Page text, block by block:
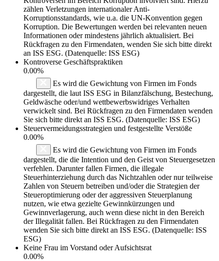
zählen Verletzungen internationaler Anti-
Korruptionsstandards, wie u.a. die UN-Konvention gegen
Korruption. Die Bewertungen werden bei relevanten neuen
Informationen oder mindestens jährlich aktualisiert. Bei
Rückfragen zu den Firmendaten, wenden Sie sich bitte direkt
an ISS ESG. (Datenquelle: ISS ESG)
Kontroverse Geschäftspraktiken
0.00%
Es wird die Gewichtung von Firmen im Fonds
dargestellt, die laut ISS ESG in Bilanzfälschung, Bestechung,
Geldwäsche oder/und wettbewerbswidriges Verhalten
verwickelt sind. Bei Rückfragen zu den Firmendaten wenden
Sie sich bitte direkt an ISS ESG. (Datenquelle: ISS ESG)
Steuervermeidungsstrategien und festgestellte Verstöße
0.00%
Es wird die Gewichtung von Firmen im Fonds
dargestellt, die die Intention und den Geist von Steuergesetzen
verfehlen. Darunter fallen Firmen, die illegale
Steuerhinterziehung durch das Nichtzahlen oder nur teilweise
Zahlen von Steuern betreiben und/oder die Strategien der
Steueroptimierung oder der aggressiven Steuerplanung
nutzen, wie etwa gezielte Gewinnkürzungen und
Gewinnverlagerung, auch wenn diese nicht in den Bereich
der Illegalität fallen. Bei Rückfragen zu den Firmendaten
wenden Sie sich bitte direkt an ISS ESG. (Datenquelle: ISS
ESG)
Keine Frau im Vorstand oder Aufsichtsrat
0.00%